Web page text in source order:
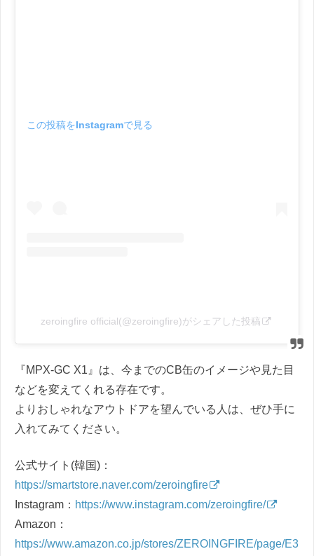
この投稿をInstagramで見る
zeroingfire official(@zeroingfire)がシェアした投稿
『MPX-GC X1』は、今までのCB缶のイメージや見た目
などを変えてくれる存在です。
よりおしゃれなアウトドアを望んでいる人は、ぜひ手に
入れてみてください。
公式サイト(韓国)：
https://smartstore.naver.com/zeroingfire
Instagram： https://www.instagram.com/zeroingfire/
Amazon：
https://www.amazon.co.jp/stores/ZEROINGFIRE/page/E3